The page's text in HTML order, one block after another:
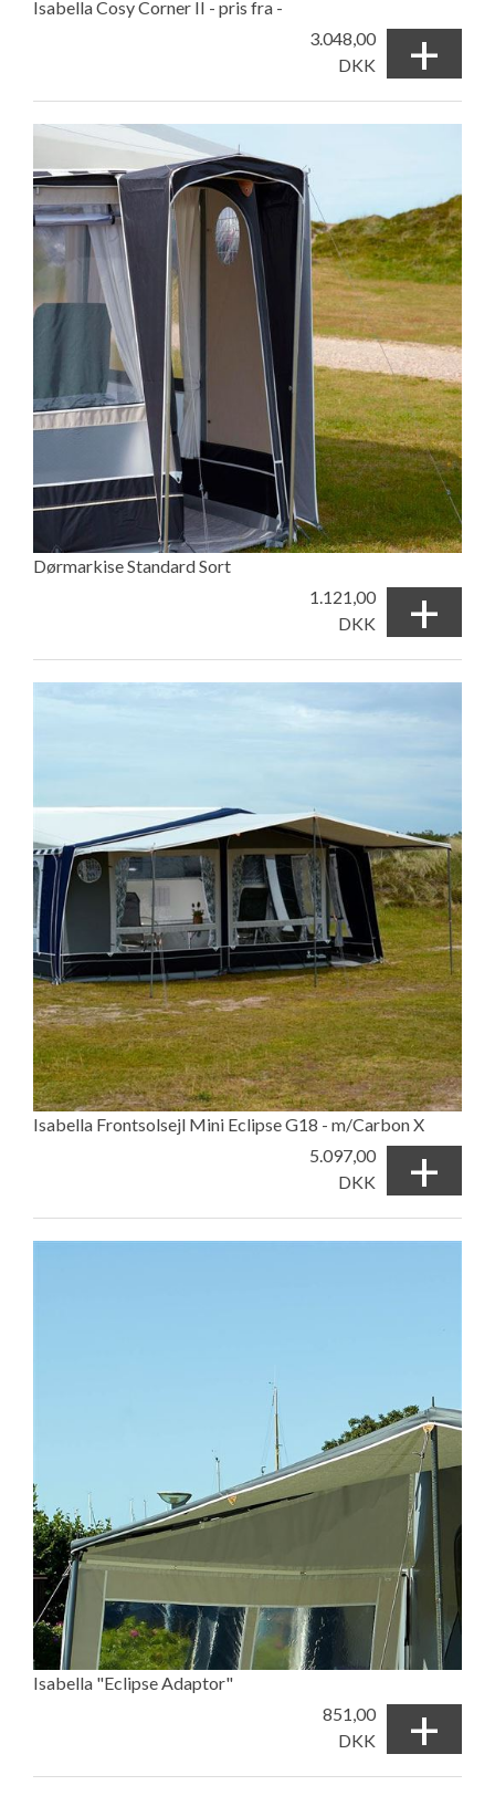
Isabella Cosy Corner II - pris fra -
3.048,00
DKK
+
Dørmarkise Standard Sort
1.121,00
DKK
+
Isabella Frontsolsejl Mini Eclipse G18 - m/Carbon X
5.097,00
DKK
+
Isabella "Eclipse Adaptor"
851,00
DKK
+